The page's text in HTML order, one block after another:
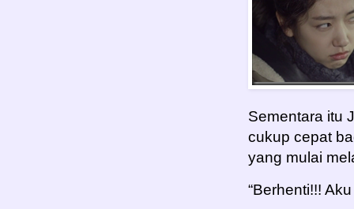
Sementara itu
cukup cepat
yang mulai
“Berhenti!!!